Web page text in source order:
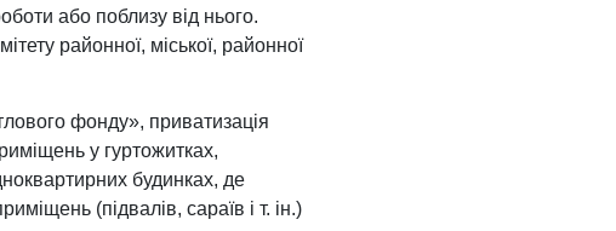
або поблизу від нього.
районної, міської, районної
фонду», приватизація
у гуртожитках,
будинках, де
(підвалів, сараїв і т. ін.)